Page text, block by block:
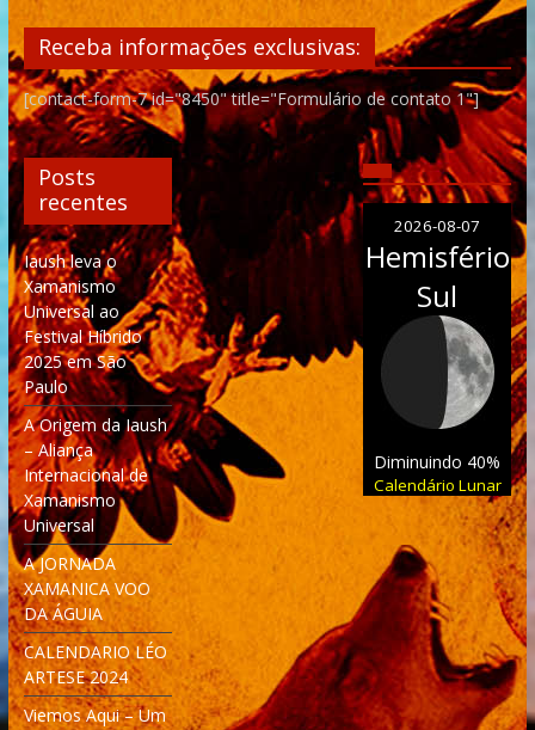
Receba informações exclusivas:
[contact-form-7 id="8450" title="Formulário de contato 1"]
Posts
recentes
Iaush leva o
Xamanismo
Universal ao
Festival Híbrido
2025 em São
Paulo
A Origem da Iaush
– Aliança
Internacional de
Xamanismo
Universal
A JORNADA
XAMANICA VOO
DA ÁGUIA
CALENDARIO LÉO
ARTESE 2024
Viemos Aqui – Um
2026-08-07
Hemisfério
Sul
Diminuindo 40%
Calendário Lunar